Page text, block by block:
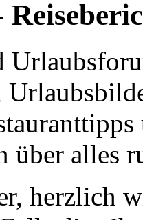
über alles
herzlich